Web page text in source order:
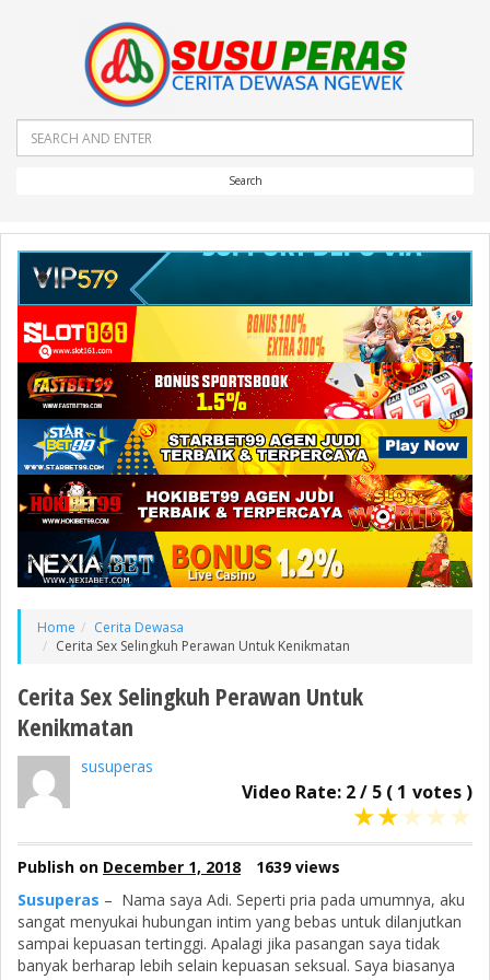
Search
Home
Cerita Dewasa
Cerita Sex Selingkuh Perawan Untuk Kenikmatan
Cerita Sex Selingkuh Perawan Untuk
Kenikmatan
susuperas
Video Rate: 2/ 5 ( 1 votes )
★★★★★
Publish on December 1, 2018
1639 views
Susuperas – Nama saya Adi. Seperti pria pada umumnya, aku
sangat menyukai hubungan intim yang bebas untuk dilanjutkan
sampai kepuasan tertinggi. Apalagi jika pasangan saya tidak
banyak berharap lebih selain kepuasan seksual. Saya biasanya